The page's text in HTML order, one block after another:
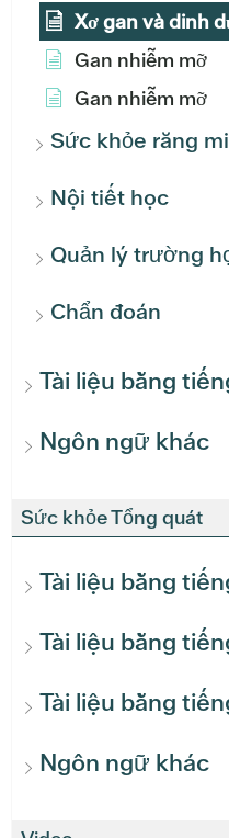
Xơ gan và dinh
Gan nhiễm mỡ
Gan nhiễm mỡ
Sức khỏe răng
Nội tiết học
Quản lý trường
Chẩn đoán
Tài liệu bằng
Ngôn ngữ khác
Sức khỏe Tổng quát
Tài liệu bằng
Tài liệu bằng
Tài liệu bằng
Ngôn ngữ khác